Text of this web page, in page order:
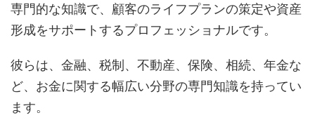
専門的な知識で、顧客のライフプランの策定や資産
形成をサポートするプロフェッショナルです。
彼らは、金融、税制、不動産、保険、相続、年金な
ど、お金に関する幅広い分野の専門知識を持ってい
ます。